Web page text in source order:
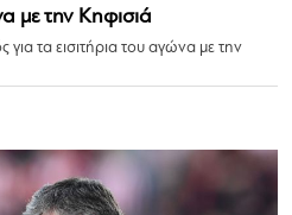
με την Κηφισιά
τα εισιτήρια του αγώνα με την